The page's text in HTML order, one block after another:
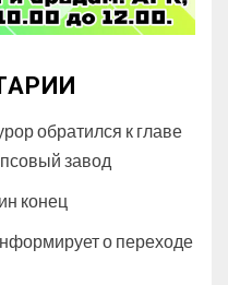
обратился к главе
завод
конец
о переходе